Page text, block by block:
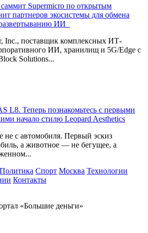
Supermicro по открытым
партнеров экосистемы для обмена
ИИ
Inc., поставщик комплексных ИТ-
ИИ, хранилищ и 5G/Edge с
Solutions...
L8. Теперь познакомьтесь с первыми
начало стилю Leopard Aesthetics
не с автомобиля. Первый эскиз
а животное — не бегущее, а
Политика Спорт Москва Технологии
Контакты
«Большие деньги»